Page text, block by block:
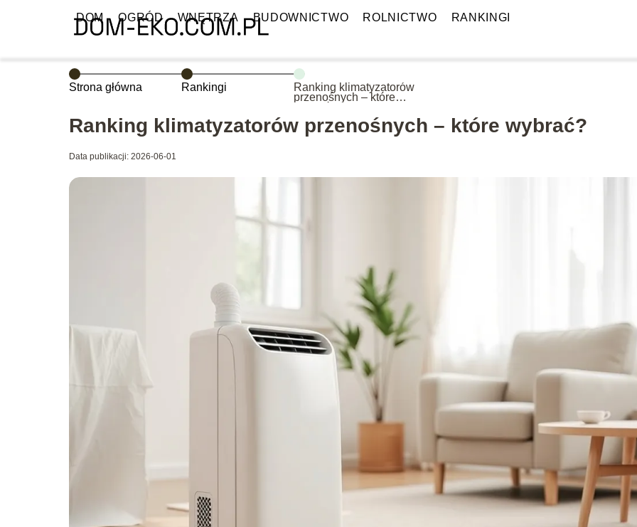
DOM OGRÓD WNĘTRZA BUDOWNICTWO ROLNICTWO RANKINGI
Strona główna Rankingi
Ranking klimatyzatorów
przenośnych – które
Ranking klimatyzatorów przenośnych – które wybrać?
Data publikacji: 2026-06-01